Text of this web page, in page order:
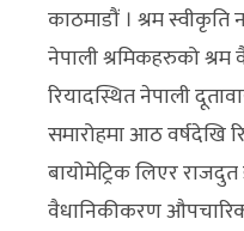
काठमाडौं । श्रम स्वीकृति
नेपाली श्रमिकहरुको
रियादस्थित नेपाली
समारोहमा आठ वर्षदेखि
बायोमेट्रिक लिएर
वैधानिकीकरण